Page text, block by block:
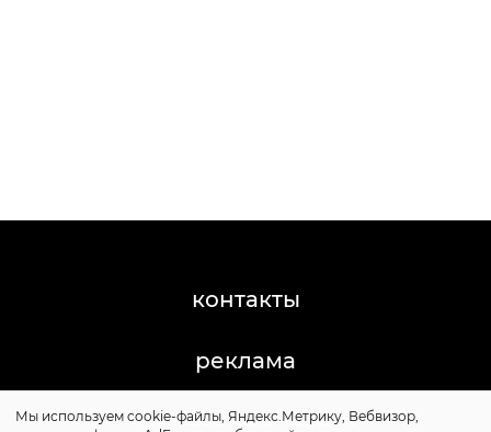
контакты
реклама
©2011-2026 Posta-Magazine
Мы используем cookie-файлы, Яндекс.Метрику, Вебвизор,